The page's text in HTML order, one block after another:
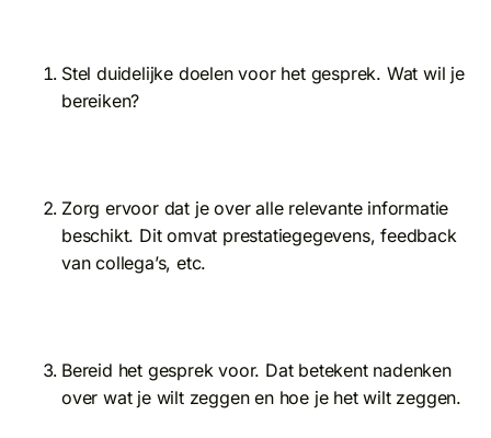
Stel duidelijke doelen voor het gesprek. Wat wil je
bereiken?
Zorg ervoor dat je over alle relevante informatie
beschikt. Dit omvat prestatiegegevens, feedback
van collega’s, etc.
Bereid het gesprek voor. Dat betekent nadenken
over wat je wilt zeggen en hoe je het wilt zeggen.